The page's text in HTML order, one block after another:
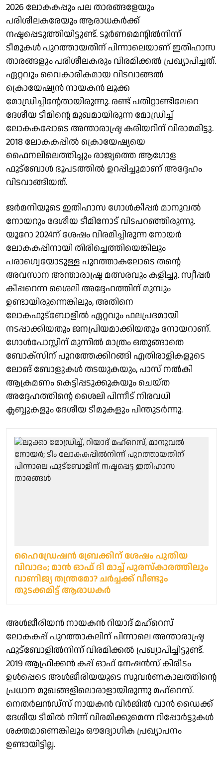
2026 ലോകകപ്പും പല താരങ്ങളേയും
പരിശീലകരേയും ആരാധകർക്ക്
നഷ്ടപ്പെടുത്തിയിട്ടുണ്ട്. ടൂർണമെന്റിൽനിന്ന്
ടീമുകൾ പുറത്തായതിന് പിന്നാലെയാണ് ഇതിഹാസ
താരങ്ങളും പരിശീലകരും വിരമിക്കൽ പ്രഖ്യാപിച്ചത്.
ഏറ്റവും വൈകാരികമായ വിടവാങ്ങൽ
ക്രൊയേഷ്യൻ നായകൻ ലൂക്ക
മോഡ്രിച്ചിന്റേതായിരുന്നു. രണ്ട് പതിറ്റാണ്ടിലേറെ
ദേശീയ ടീമിന്റെ മുഖമായിരുന്ന മോഡ്രിച്ച്
ലോകകപ്പോടെ അന്താരാഷ്ട്ര കരിയറിന് വിരാമമിട്ടു.
2018 ലോകകപ്പിൽ ക്രൊയേഷ്യയെ
ഫൈനലിലെത്തിച്ചും രാജ്യത്തെ ആഗോള
ഫുട്ബോൾ ഭൂപടത്തിൽ ഉറപ്പിച്ചുമാണ് അദ്ദേഹം
വിടവാങ്ങിയത്.
ജർമനിയുടെ ഇതിഹാസ ഗോൾകീപ്പർ മാനുവൽ
നോയറും ദേശീയ ടീമിനോട് വിടപറഞ്ഞിരുന്നു.
യൂറോ 2024ന് ശേഷം വിരമിച്ചിരുന്ന നോയർ
ലോകകപ്പിനായി തിരിച്ചെത്തിയെങ്കിലും
പരാഗ്വെയോടുള്ള പുറത്താകലോടെ തന്റെ
അവസാന അന്താരാഷ്ട്ര മത്സരവും കളിച്ചു. സ്വീപ്പർ
കീപ്പറെന്ന ശൈലി അദ്ദേഹത്തിന് മുമ്പും
ഉണ്ടായിരുന്നെങ്കിലും, അതിനെ
ലോകഫുട്ബോളിൽ ഏറ്റവും ഫലപ്രദമായി
നടപ്പാക്കിയതും ജനപ്രിയമാക്കിയതും നോയറാണ്.
ഗോൾപോസ്റ്റിന് മുന്നിൽ മാത്രം ഒതുങ്ങാതെ
ബോക്സിന് പുറത്തേക്കിറങ്ങി എതിരാളികളുടെ
ലോങ് ബോളുകൾ തടയുകയും, പാസ് നൽകി
ആക്രമണം കെട്ടിപ്പടുക്കുകയും ചെയ്ത
അദ്ദേഹത്തിന്റെ ശൈലി പിന്നീട് നിരവധി
ക്ലബ്ബുകളും ദേശീയ ടീമുകളും പിന്തുടർന്നു.
ഹൈ‍‍ഡ്രേഷൻ ബ്രേക്കിന് ശേഷം പുതിയ
വിവാദം; മാൻ ഓഫ് ദി മാച്ച് പുരസ്കാരത്തിലും
വാണിജ്യ തന്ത്രമോ? ചർച്ചക്ക് വീണ്ടും
തുടക്കമിട്ട് ആരാധകർ
അൾജീരിയൻ നായകൻ റിയാദ് മഹ്റെസ്
ലോകകപ്പ് പുറത്താകലിന് പിന്നാലെ അന്താരാഷ്ട്ര
ഫുട്ബോളിൽനിന്ന് വിരമിക്കൽ പ്രഖ്യാപിച്ചിട്ടുണ്ട്.
2019 ആഫ്രിക്കൻ കപ്പ് ഓഫ് നേഷൻസ് കിരീടം
ഉൾപ്പെടെ അൾജീരിയയുടെ സുവർണകാലത്തിന്റെ
പ്രധാന മുഖങ്ങളിലൊരാളായിരുന്നു മഹ്റെസ്.
നെതർലൻഡ്സ് നായകൻ വിർജിൽ വാൻ ഡൈക്ക്
ദേശീയ ടീമിൽ നിന്ന് വിരമിക്കുമെന്ന റിപ്പോർട്ടുകൾ
ശക്തമാണെങ്കിലും ഔദ്യോഗിക പ്രഖ്യാപനം
ഉണ്ടായിട്ടില്ല.